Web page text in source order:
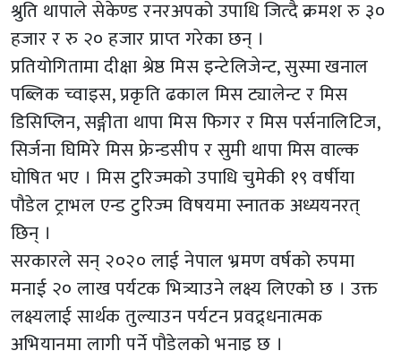
श्रुति थापाले सेकेण्ड रनरअपको उपाधि जित्दै क्रमश रु ३०
हजार र रु २० हजार प्राप्त गरेका छन् ।
प्रतियोगितामा दीक्षा श्रेष्ठ मिस इन्टेलिजेन्ट, सुस्मा खनाल
पब्लिक च्वाइस, प्रकृति ढकाल मिस ट्यालेन्ट र मिस
डिसिप्लिन, सङ्गीता थापा मिस फिगर र मिस पर्सनालिटिज,
सिर्जना घिमिरे मिस फ्रेन्डसीप र सुमी थापा मिस वाल्क
घोषित भए । मिस टुरिज्मको उपाधि चुमेकी १९ वर्षीया
पौडेल ट्राभल एन्ड टुरिज्म विषयमा स्नातक अध्ययनरत्
छिन् ।
सरकारले सन् २०२० लाई नेपाल भ्रमण वर्षको रुपमा
मनाई २० लाख पर्यटक भित्र्याउने लक्ष्य लिएको छ । उक्त
लक्ष्यलाई सार्थक तुल्याउन पर्यटन प्रवद्र्धनात्मक
अभियानमा लागी पर्ने पौडेलको भनाइ छ ।